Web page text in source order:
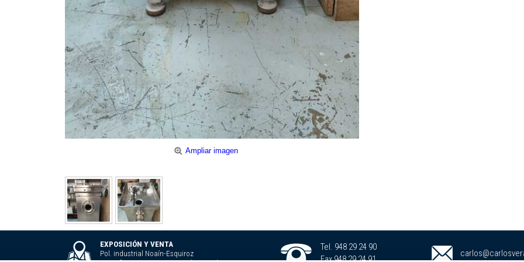
Ampliar imagen
EXPOSICIÓN Y VENTA
Pol. industrial Noaín-Esquiroz
Tel. 948 29 24 90
Fax 948 29 24 91